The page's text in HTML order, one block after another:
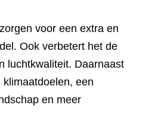
voor een extra en
Ook verbetert het de
luchtkwaliteit. Daarnaast
een
en meer